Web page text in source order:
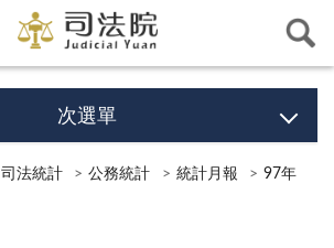
次選單
司法統計 公務統計 統計月報 97年